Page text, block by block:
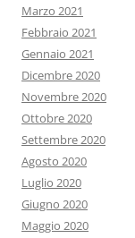
Marzo 2021
Febbraio 2021
Gennaio 2021
Dicembre 2020
Novembre 2020
Ottobre 2020
Settembre 2020
Agosto 2020
Luglio 2020
Giugno 2020
Maggio 2020